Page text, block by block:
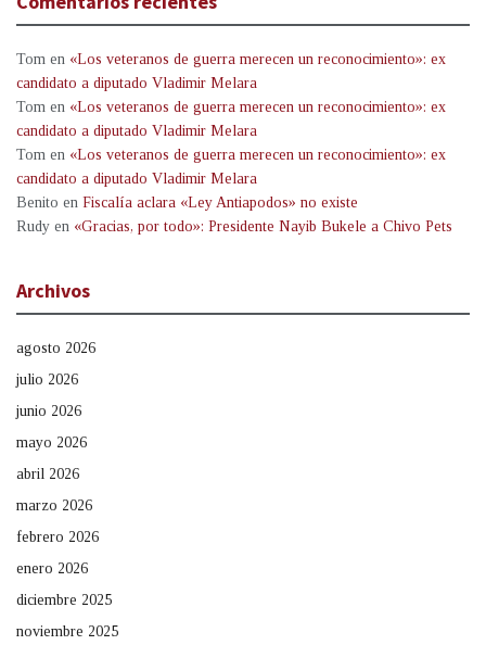
Tom en «Los veteranos de guerra merecen un reconocimiento»: ex
candidato a diputado Vladimir Melara
Tom en «Los veteranos de guerra merecen un reconocimiento»: ex
candidato a diputado Vladimir Melara
Tom en «Los veteranos de guerra merecen un reconocimiento»: ex
candidato a diputado Vladimir Melara
Benito en Fiscalía aclara «Ley Antiapodos» no existe
Rudy en «Gracias, por todo»: Presidente Nayib Bukele a Chivo Pets
Archivos
agosto 2026
julio 2026
junio 2026
mayo 2026
abril 2026
marzo 2026
febrero 2026
enero 2026
diciembre 2025
noviembre 2025